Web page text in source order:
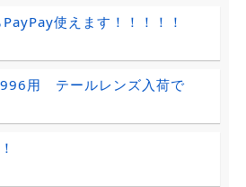
使えます！！！！！
用 テールレンズ入荷で